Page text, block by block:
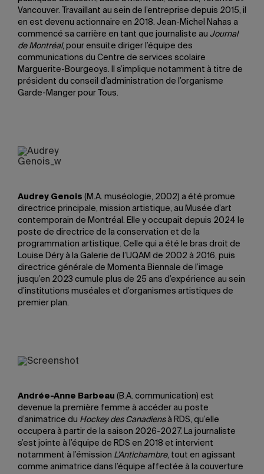
Vancouver. Travaillant au sein de l’entreprise depuis 2015, il
en est devenu actionnaire en 2018. Jean-Michel Nahas a
commencé sa carrière en tant que journaliste au Journal
de Montréal, pour ensuite diriger l’équipe des
communications du Centre de services scolaire
Marguerite-Bourgeoys. Il s’implique notamment à titre de
président du conseil d’administration de l’organisme
Garde-Manger pour Tous.
Audrey Genois (M.A. muséologie, 2002) a été promue
directrice principale, mission artistique, au Musée d’art
contemporain de Montréal. Elle y occupait depuis 2024 le
poste de directrice de la conservation et de la
programmation artistique. Celle qui a été le bras droit de
Louise Déry à la Galerie de l’UQAM de 2002 à 2016, puis
directrice générale de Momenta Biennale de l’image
jusqu’en 2023 cumule plus de 25 ans d’expérience au sein
d’institutions muséales et d’organismes artistiques de
premier plan.
Andrée-Anne Barbeau (B.A. communication) est
devenue la première femme à accéder au poste
d’animatrice du Hockey des Canadiensà RDS, qu’elle
occupera à partir de la saison 2026-2027. La journaliste
s’est jointe à l’équipe de RDS en 2018 et intervient
notamment à l’émission L’Antichambre, tout en agissant
comme animatrice dans l’équipe affectée à la couverture